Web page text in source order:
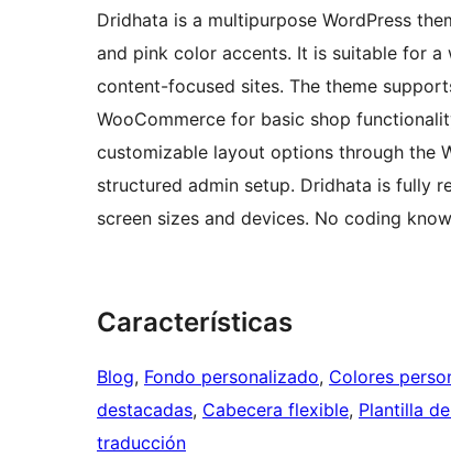
Dridhata is a multipurpose WordPress
and pink color accents. It is suitable for
content-focused sites. The theme
WooCommerce for basic shop
customizable layout options through the
structured admin setup. Dridhata is fully
screen sizes and devices. No coding
Características
Blog, Fondo personalizado, Colores
destacadas, Cabecera flexible, Plantilla
traducción